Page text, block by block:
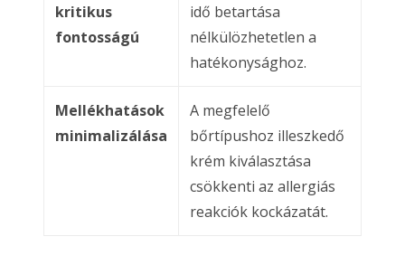
kritikus
fontosságú
idő betartása
nélkülözhetetlen a
hatékonysághoz.
Mellékhatások
minimalizálása
A megfelelő
bőrtípushoz illeszkedő
krém kiválasztása
csökkenti az allergiás
reakciók kockázatát.